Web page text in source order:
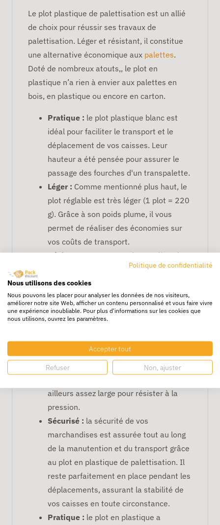
Le plot plastique de palettisation est un allié
de choix pour réussir ses travaux de
palettisation. Léger et résistant, il constitue
une alternative économique aux palettes.
Doté de nombreux atouts,, le plot en
plastique n’a rien à envier aux palettes en
bois, en plastique ou encore en carton.
Pratique : le plot plastique blanc est
idéal pour faciliter le transport et le
déplacement de vos caisses. Leur
hauteur a été pensée pour assurer le
passage des fourches d'un transpalette.
Léger : Comme mentionné plus haut, le
plot réglable est très léger (1 plot = 220
g). Grâce à son poids plume, il vous
permet de réaliser des économies sur
vos coûts de transport.
Résistant :conçu en polypropylène, le
plot en plastique blanc est résistant à
l'écrasement, aux basses températures,
à l'humidité et aux graisses. Pour le
transport de vos lourdes charges, le plot
en plastique est un allié de taille. En
elle peut supporter un poids allant
jusqu’à 1000 kg en compression
ailleurs assez large pour résister à la
pression.
Sécurisé : la sécurité de vos
marchandises est assurée tout au long
de la manutention et du transport grâce
au plot en plastique de palettisation. Il
reste parfaitement en place pendant les
déplacements, assurant la stabilité de
vos caisses en toute circonstance.
Pratique : le plot en plastique a
Politique de confidentialité
Nous utilisons des cookies
Nous pouvons les placer pour analyser les données de nos visiteurs,
améliorer notre site Web, afficher un contenu personnalisé et vous faire vivre
une expérience inoubliable. Pour plus d'informations sur les cookies que
nous utilisons, ouvrez les paramètres.
Accepter tout
Refuser Non, ajuster